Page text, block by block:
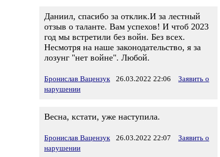
Даниил, спасибо за отклик.И за лестный
отзыв о таланте. Вам успехов! И чтоб 2023
год мы встретили без войн. Без всех.
Несмотря на наше законодательство, я за
лозунг "нет войне". Любой.
Бронислав Вацензук 26.03.2022 22:06
Заявить о
нарушении
Весна, кстати, уже наступила.
Бронислав Вацензук 26.03.2022 22:07
Заявить о
нарушении